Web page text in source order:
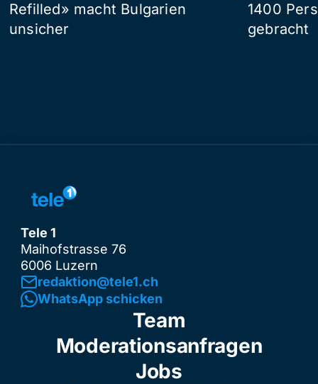
Refilled» macht Bulgarien
unsicher
1400
gebracht
Tele 1
Maihofstrasse 76
6006 Luzern
redaktion@tele1.ch
WhatsApp schicken
Team
Moderationsanfragen
Jobs